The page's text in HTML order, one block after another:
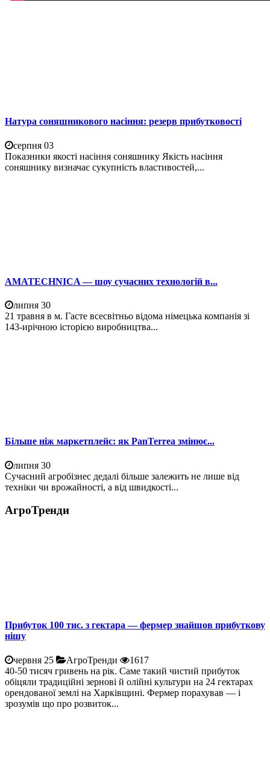
Натура соняшникового насіння: резерв прибутковості
серпня 03
Показники якості насіння соняшнику Якість насіння
соняшнику визначає сукупність властивостей,...
AMATECHNICA — шоу сучасних технологій в...
липня 30
21 травня в м. Гасте всесвітньо відома німецька компанія зі
143-ирічною історією виробництва...
Більше ніж маркетплейс: як PanTerrea змінює...
липня 30
Сучасний агробізнес дедалі більше залежить не лише від
техніки чи врожайності, а від швидкості...
АгроТренди
Прибуток 100 тис. з гектара — фермер знайшов прибуткову
нішу
червня 25 АгроТренди
1617
40-50 тисяч гривень на рік. Саме такий чистий прибуток
обіцяли традиційні зернові й олійні культури на 24 гектарах
орендованої землі на Харківщині. Фермер порахував — і
зрозумів що про розвиток...